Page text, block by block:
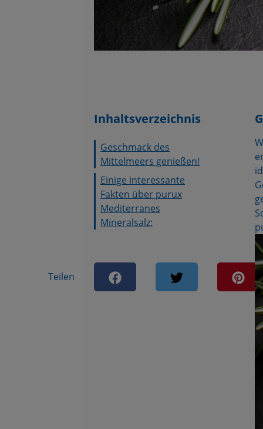
Inhaltsverzeichnis
Geschmack des
Mittelmeers genießen!
Einige interessante
Fakten über purux
Mediterranes
Mineralsalz:
Teilen